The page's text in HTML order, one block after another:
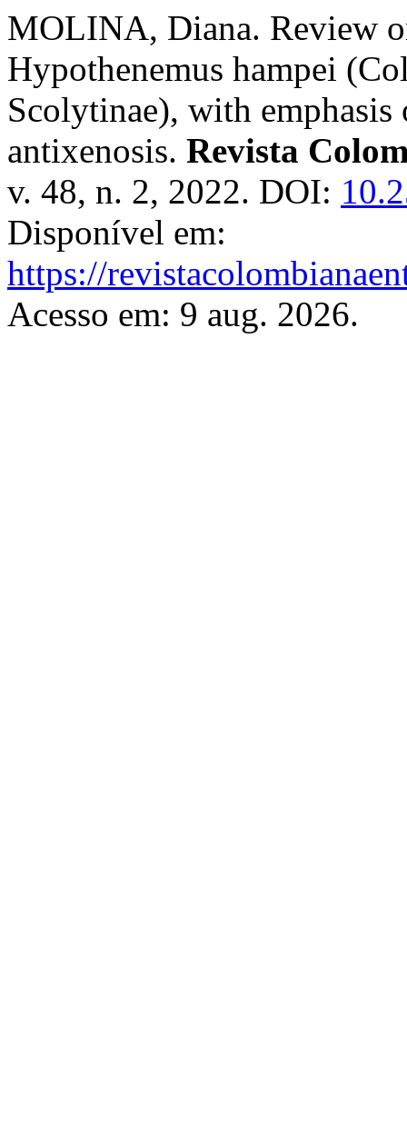
MOLINA, Diana. Review
Hypothenemus hampei
Scolytinae), with emphasis
antixenosis. Revista
v. 48, n. 2, 2022. DOI:
Disponível em:
https://
Acesso em: 9 aug. 2026.